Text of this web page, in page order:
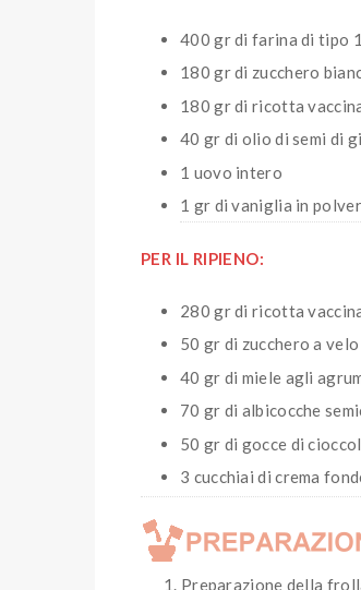
400 gr di farina di tipo
180 gr di zucchero
180 gr di ricotta
40 gr di olio di semi di
1 uovo intero
1 gr di vaniglia in
PER IL RIPIENO:
280 gr di ricotta
50 gr di zucchero a velo
40 gr di miele agli
70 gr di albicocche
50 gr di gocce di
3 cucchiai di crema
Preparazione della